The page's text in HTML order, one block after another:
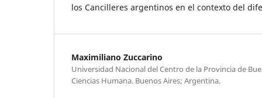
los Cancilleres argentinos en el contexto del
Maximiliano Zuccarino
Universidad Nacional del Centro de la Provincia de
Ciencias Humana. Buenos Aires; Argentina.